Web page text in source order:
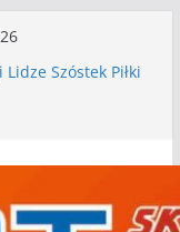
Szóstek Piłki
toku przygotowań
piłkarskich
Ligi Szóstek w